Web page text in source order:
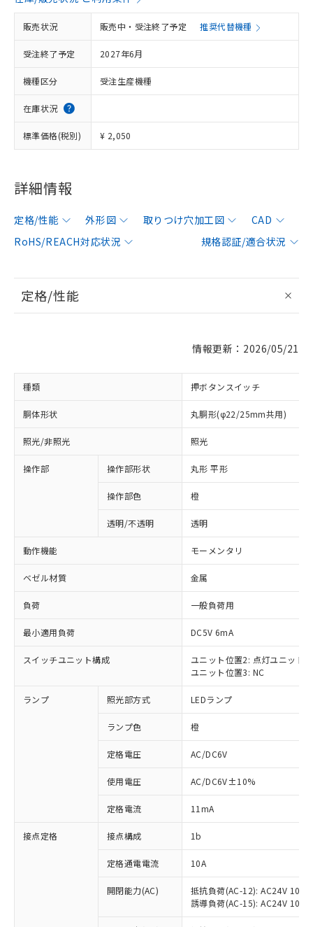
販売状況 販売中・受注終了予定 推奨代替機種
受注終了予定 2027年6月
機種区分 受注生産機種
在庫状況
標準価格(税別) ¥ 2,050
詳細情報
定格/性能 外形図 取りつけ穴加工図
CAD
RoHS/REACH対応状況
規格認証/適合状況
定格/性能
情報更新：2026/05/21
種類 押ボタンスイッチ
胴体形状 丸胴形(φ22/25mm共用)
照光/非照光 照光
操作部 操作部形状 丸形 平形
操作部色 橙
透明/不透明 透明
動作機能 モーメンタリ
ベゼル材質 金属
負荷 一般負荷用
最小適用負荷 DC5V 6mA
スイッチユニット構成
ユニット位置2: 点灯ユニット
ユニット位置3: NC
ランプ 照光部方式 LEDランプ
ランプ色 橙
定格電圧 AC/DC6V
使用電圧 AC/DC6V±10%
定格電流 11mA
接点定格 接点構成 1b
定格通電電流 10A
開閉能力(AC)
抵抗負荷(AC-12): AC24V 10A/
誘導負荷(AC-15): AC24V
以下の条件をお読みいただき、同意のうえ
本サービスは、当社制御機器事業取扱
商品の当社在庫状況および標準価格
(税抜)を提供させていただくもので
当社制御機器事業取扱商品の中には、
本サービスの対象外となる商品もある
非含有に対応した製品が提供可能な商品で
対応予定：EU RoHS指令（10物質）の非含
有に対応した製品に切り替える予定のある
対応予定なし：EU RoHS指令（10物質）の
非含有に非対応の商品で、対応品を出す予
調査・確認中：EU RoHS指令（10物質）の
非含有の対応状況を調査中または確認中の
非該当品：ライセンス料など無形物で、有
害物質有無と関係のない商品です。
仕入先様の事情により、非含有部品として
「○」：最大均質材料含有率が中国RoHSの
基準値以下であることを示します。
「×」：最大均質材料含有率が中国RoHSの